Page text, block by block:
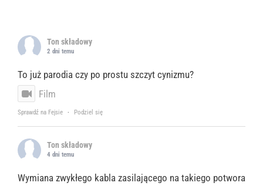
Ton składowy
2 dni temu
To już parodia czy po prostu szczyt cynizmu?
Film
Sprawdź na Fejsie · Podziel się
Ton składowy
4 dni temu
Wymiana zwykłego kabla zasilającego na takiego potwora